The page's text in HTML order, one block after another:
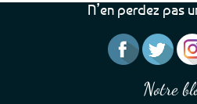
N’en perdez pas
Notre